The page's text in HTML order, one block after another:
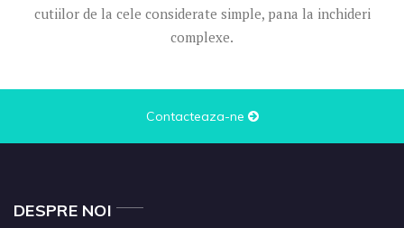
cutiilor de la cele considerate simple, pana la inchideri
complexe.
Contacteaza-ne
DESPRE NOI